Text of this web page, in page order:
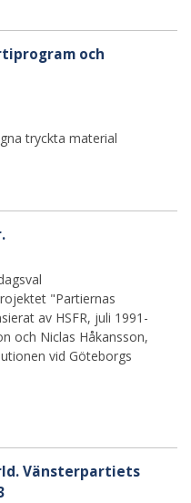
och
tryckta material
"Partiernas
av HSFR, juli 1991-
och Niclas Håkansson,
vid Göteborgs
Vänsterpartiets